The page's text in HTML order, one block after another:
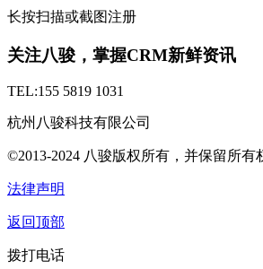
长按扫描或截图注册
关注八骏，掌握CRM新鲜资讯
TEL:155 5819 1031
杭州八骏科技有限公司
©2013-2024 八骏版权所有，并保留所有
法律声明
返回顶部
拨打电话